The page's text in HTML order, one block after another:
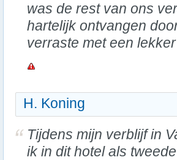
was de rest van ons
hartelijk ontvangen
verraste met een
H. Koning
Tijdens mijn verblijf in
ik in dit hotel als